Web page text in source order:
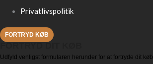
Privatlivspolitik
FORTRYD KØB
Udfyld venligst formularen herunder for at fortryde dit køb